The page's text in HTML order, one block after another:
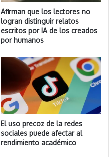
Afirman que los lectores no
logran distinguir relatos
escritos por IA de los creados
por humanos
El uso precoz de la redes
sociales puede afectar al
rendimiento académico